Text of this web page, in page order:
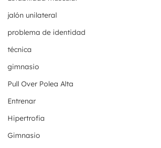
jalón unilateral
problema de identidad
técnica
gimnasio
Pull Over Polea Alta
Entrenar
Hipertrofia
Gimnasio